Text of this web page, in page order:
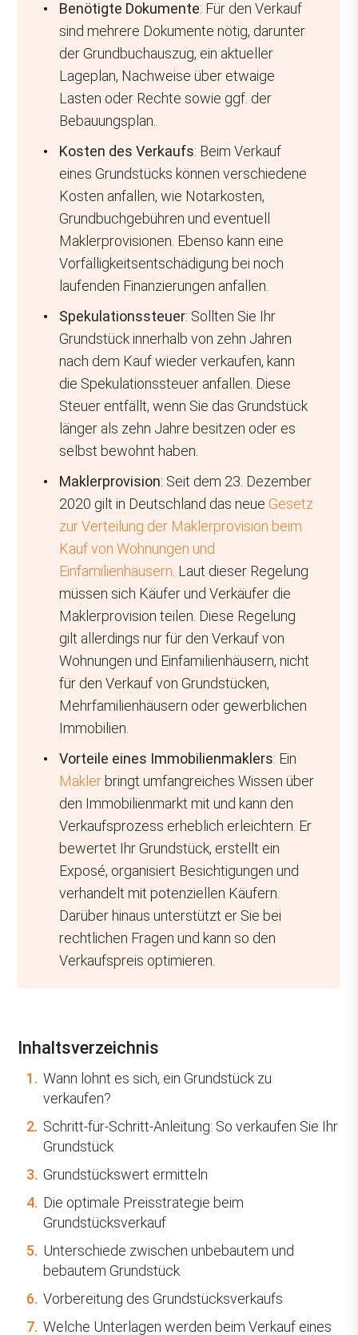
Benötigte Dokumente: Für den Verkauf
sind mehrere Dokumente nötig, darunter
der Grundbuchauszug, ein aktueller
Lageplan, Nachweise über etwaige
Lasten oder Rechte sowie ggf. der
Bebauungsplan.
Kosten des Verkaufs: Beim Verkauf
eines Grundstücks können verschiedene
Kosten anfallen, wie Notarkosten,
Grundbuchgebühren und eventuell
Maklerprovisionen. Ebenso kann eine
Vorfälligkeitsentschädigung bei noch
laufenden Finanzierungen anfallen.
Spekulationssteuer: Sollten Sie Ihr
Grundstück innerhalb von zehn Jahren
nach dem Kauf wieder verkaufen, kann
die Spekulationssteuer anfallen. Diese
Steuer entfällt, wenn Sie das Grundstück
länger als zehn Jahre besitzen oder es
selbst bewohnt haben.
Maklerprovision: Seit dem 23. Dezember
2020 gilt in Deutschland das neue Gesetz
zur Verteilung der Maklerprovision beim
Kauf von Wohnungen und
Einfamilienhäusern . Laut dieser Regelung
müssen sich Käufer und Verkäufer die
Maklerprovision teilen. Diese Regelung
gilt allerdings nur für den Verkauf von
Wohnungen und Einfamilienhäusern, nicht
für den Verkauf von Grundstücken,
Mehrfamilienhäusern oder gewerblichen
Immobilien.
Vorteile eines Immobilienmaklers: Ein
Makler bringt umfangreiches Wissen über
den Immobilienmarkt mit und kann den
Verkaufsprozess erheblich erleichtern. Er
bewertet Ihr Grundstück, erstellt ein
Exposé, organisiert Besichtigungen und
verhandelt mit potenziellen Käufern.
Darüber hinaus unterstützt er Sie bei
rechtlichen Fragen und kann so den
Verkaufspreis optimieren.
Inhaltsverzeichnis
1. Wann lohnt es sich, ein Grundstück zu
verkaufen?
2. Schritt-für-Schritt-Anleitung: So verkaufen Sie Ihr
Grundstück
3. Grundstückswert ermitteln
4. Die optimale Preisstrategie beim
Grundstücksverkauf
5. Unterschiede zwischen unbebautem und
bebautem Grundstück
6. Vorbereitung des Grundstücksverkaufs
7. Welche Unterlagen werden beim Verkauf eines